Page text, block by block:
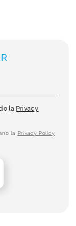
la Privacy
la Privacy Policy